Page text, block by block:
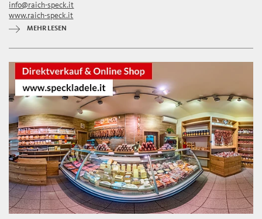
info@raich-speck.it
www.raich-speck.it
MEHR LESEN